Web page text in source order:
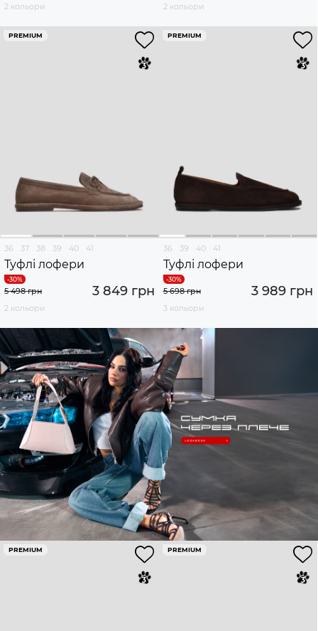
2 кольори
2 кольори
PREMIUM
36 37 38 39 40 41
Туфлі лофери
3 849 грн
5 498 грн
2 кольори
PREMIUM
36 39 40 41
Туфлі лофери
3 989 грн
5 698 грн
3 кольори
PREMIUM PREMIUM